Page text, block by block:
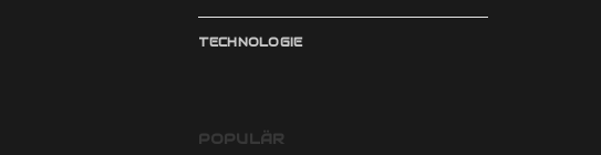
TECHNOLOGIE
POPULÄR